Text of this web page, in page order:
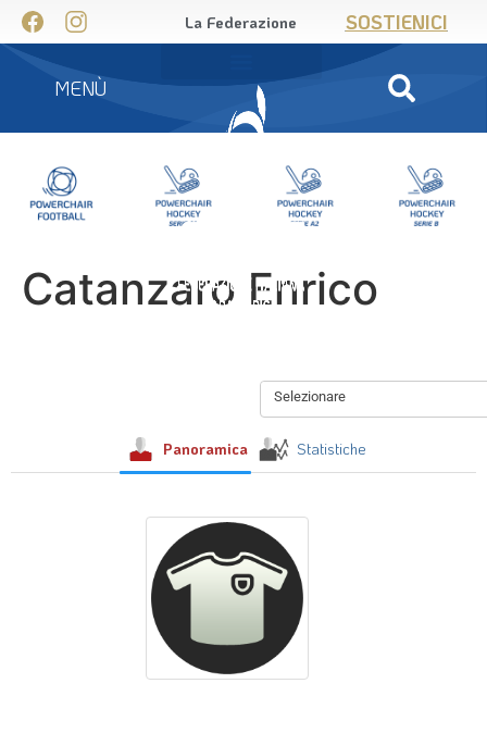
La Federazione SOSTIENICI
MENÙ
Catanzaro Enrico
Selezionare
Panoramica Statistiche